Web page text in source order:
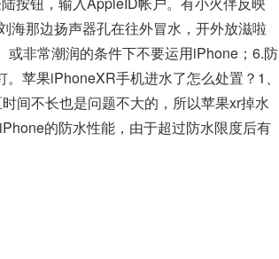
海那边扬声器孔在往外冒水，开外放滋啦
非常潮润的条件下不要运用iPhone；6.防
苹果iPhoneXR手机进水了怎么处置？1、
间不长也是问题不大的，所以苹果xr掉水
的防水性能，由于超过防水限度后有